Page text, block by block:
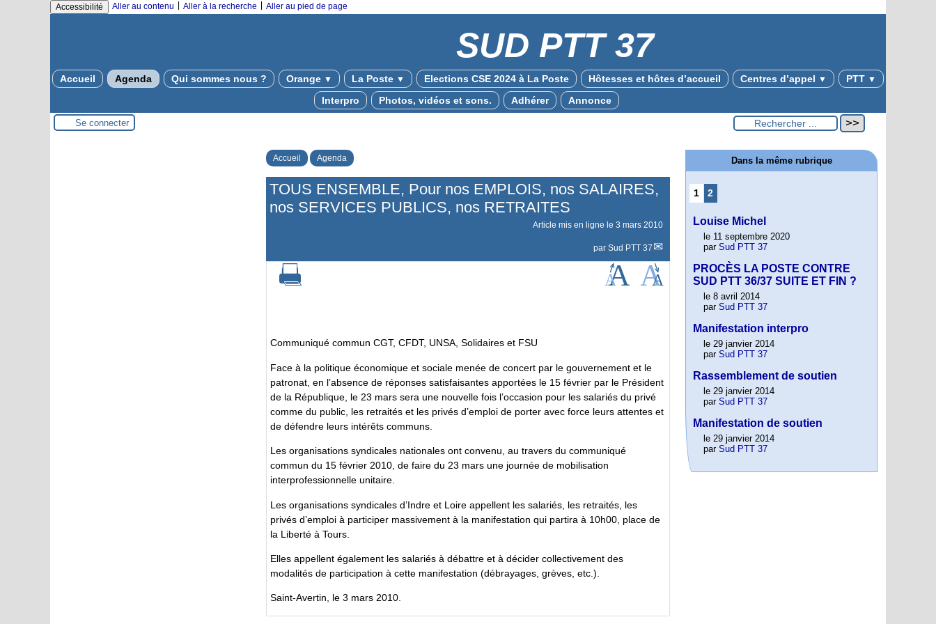
Accessibilité Aller au contenu Aller à la recherche Aller au pied de page
SUD PTT 37
Accueil Agenda Qui sommes nous ? Orange ▼ La Poste ▼ Elections CSE 2024 à La Poste Hôtesses et hôtes d’accueil Centres d’appel ▼ PTT ▼
Interpro Photos, vidéos et sons. Adhérer Annonce
Se connecter
Accueil Agenda
TOUS ENSEMBLE, Pour nos EMPLOIS, nos SALAIRES,
nos SERVICES PUBLICS, nos RETRAITES
Article mis en ligne le 3 mars 2010
par Sud PTT 37
Communiqué commun CGT, CFDT, UNSA, Solidaires et FSU
Face à la politique économique et sociale menée de concert par le gouvernement et le
patronat, en l’absence de réponses satisfaisantes apportées le 15 février par le Président
de la République, le 23 mars sera une nouvelle fois l’occasion pour les salariés du privé
comme du public, les retraités et les privés d’emploi de porter avec force leurs attentes et
de défendre leurs intérêts communs.
Les organisations syndicales nationales ont convenu, au travers du communiqué
commun du 15 février 2010, de faire du 23 mars une journée de mobilisation
interprofessionnelle unitaire.
Les organisations syndicales d’Indre et Loire appellent les salariés, les retraités, les
privés d’emploi à participer massivement à la manifestation qui partira à 10h00, place de
la Liberté à Tours.
Elles appellent également les salariés à débattre et à décider collectivement des
modalités de participation à cette manifestation (débrayages, grèves, etc.).
Saint-Avertin, le 3 mars 2010.
Dans la même rubrique
1 2
Louise Michel
le 11 septembre 2020
par Sud PTT 37
PROCÈS LA POSTE CONTRE
SUD PTT 36/37 SUITE ET FIN ?
le 8 avril 2014
par Sud PTT 37
Manifestation interpro
le 29 janvier 2014
par Sud PTT 37
Rassemblement de soutien
le 29 janvier 2014
par Sud PTT 37
Manifestation de soutien
le 29 janvier 2014
par Sud PTT 37